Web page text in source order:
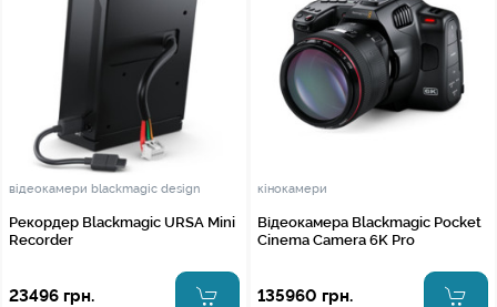
відеокамери blackmagic design
Рекордер Blackmagic URSA Mini
Recorder
23496 грн.
кінокамери
Відеокамера Blackmagic Pocket
Cinema Camera 6K Pro
135960 грн.